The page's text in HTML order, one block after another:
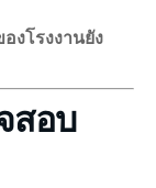
งโรงงานยัง
สอบ